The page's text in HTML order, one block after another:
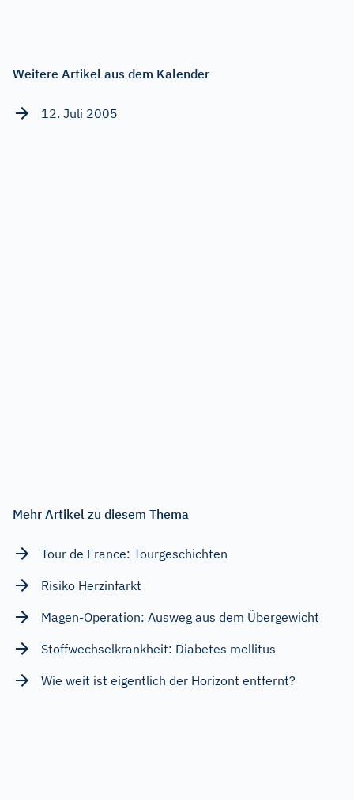
Weitere Artikel aus dem Kalender
12. Juli 2005
Mehr Artikel zu diesem Thema
Tour de France: Tourgeschichten
Risiko Herzinfarkt
Magen-Operation: Ausweg aus dem Übergewicht
Stoffwechselkrankheit: Diabetes mellitus
Wie weit ist eigentlich der Horizont entfernt?